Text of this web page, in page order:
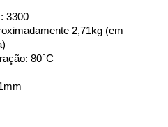
3300
2,71kg (em
80°C